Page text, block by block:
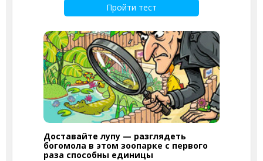
Пройти тест
Доставайте лупу — разглядеть
богомола в этом зоопарке с первого
раза способны единицы